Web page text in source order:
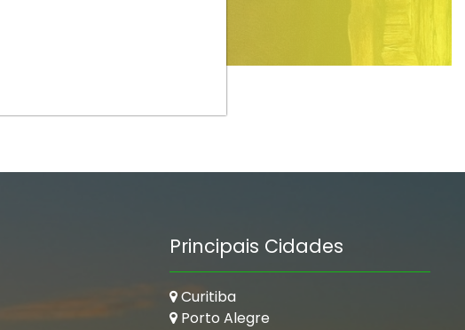
Principais Cidades
Curitiba
Porto Alegre